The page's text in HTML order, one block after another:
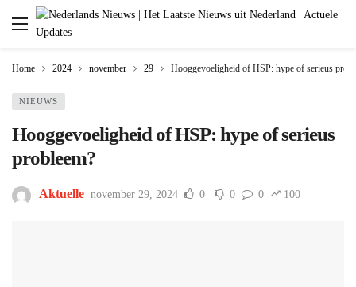
Home 2024 november 29 Hooggevoeligheid of HSP: hype of serieus
NIEUWS
Hooggevoeligheid of HSP: hype of serieus
probleem?
Aktuelle november 29, 2024 0 0 0 100